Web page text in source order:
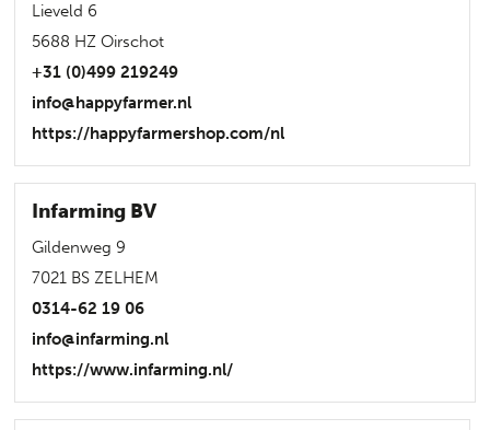
Lieveld 6
5688 HZ Oirschot
+31 (0)499 219249
info@happyfarmer.nl
https://happyfarmershop.com/nl
Infarming BV
Gildenweg 9
7021 BS ZELHEM
0314-62 19 06
info@infarming.nl
https://www.infarming.nl/